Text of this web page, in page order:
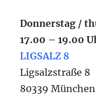
Donnerstag /
17.00 – 19.00
LIGSALZ 8
Ligsalzstraße 8
80339 München